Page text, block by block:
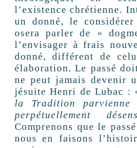
l’existence chrétienne.
un donné, le
osera parler de «
l’envisager à frais
donné, différent de
élaboration. Le passé
ne peut jamais devenir
jésuite Henri de Lubac :
la Tradition
perpétuellement
Comprenons que le
nous en faisons